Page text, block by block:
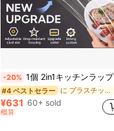
-20% 1個 2in1キッチンラップディスペンサー カッター付き、プラスチックフードラップロールホルダー - マルチファンクション プラスチックカッター ラップ、ベーキングペーパー、アルミホイルに対応 - 食品保存と保管に最適なキッチンオーガナイザー
#4 ベストセラー に プラスチックラップディスペンサー
¥631 60+ sold
概算